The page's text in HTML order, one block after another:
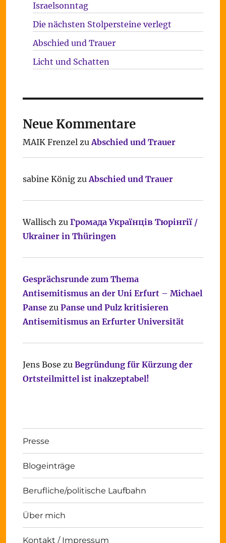
Israelsonntag
Die nächsten Stolpersteine verlegt
Abschied und Trauer
Licht und Schatten
Neue Kommentare
MAIK FrenzelzuAbschied und Trauer
sabine KönigzuAbschied und Trauer
Wallisch zu Громада Українців Тюрінгії /
Ukrainer in Thüringen
Gesprächsrunde zum Thema
Antisemitismus an der Uni Erfurt – Michael
Pansezu Panse und Pulz kritisieren
Antisemitismus an Erfurter Universität
Jens Bose zu Begründung für Kürzung der
Ortsteilmittel ist inakzeptabel!
Presse
Blogeinträge
Berufliche/politische Laufbahn
Über mich
Kontakt / Impressum